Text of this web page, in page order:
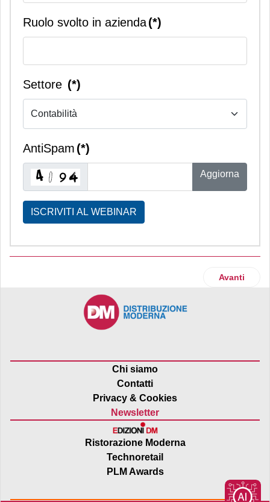
Ruolo svolto in azienda(*)
Settore (*)
AntiSpam (*)
Aggiorna
ISCRIVITI AL WEBINAR
Articolo
Avanti
Chi siamo
Contatti
Privacy & Cookies
Newsletter
Ristorazione Moderna
Technoretail
PLM Awards